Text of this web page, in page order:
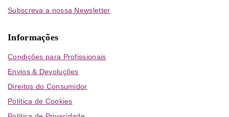
Subscreva a nossa Newsletter
Informações
Condições para Profissionais
Envios & Devoluções
Direitos do Consumidor
Política de Cookies